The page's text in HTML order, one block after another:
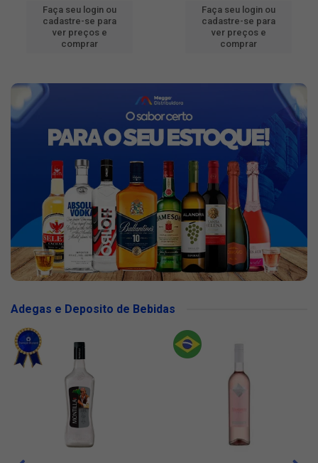
Faça seu login ou
cadastre-se para
ver preços e
comprar
Faça seu login ou
cadastre-se para
ver preços e
comprar
Adegas e Deposito de Bebidas